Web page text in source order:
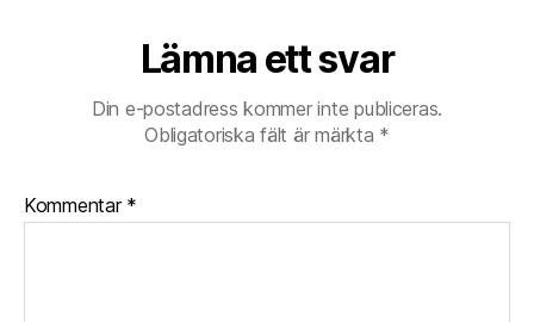
Lämna ett svar
Din e-postadress kommer inte publiceras.
Obligatoriska fält är märkta *
Kommentar *